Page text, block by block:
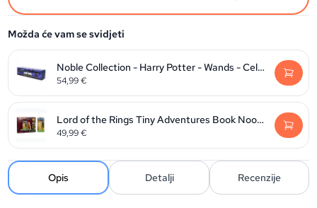
Možda će vam se svidjeti
Noble Collection - Harry Potter - Wands - Celebration Wand
54,99€
Lord of the Rings Tiny Adventures Book Nook Mini Diorama Minas Tirith 23 cm
49,99€
Opis Detalji Recenzije